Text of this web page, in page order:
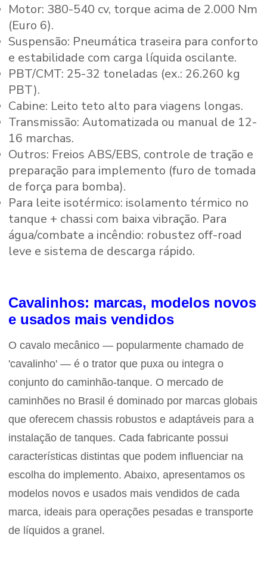
Motor: 380-540 cv, torque acima de 2.000 Nm
(Euro 6).
Suspensão: Pneumática traseira para conforto
e estabilidade com carga líquida oscilante.
PBT/CMT: 25-32 toneladas (ex.: 26.260 kg
PBT).
Cabine: Leito teto alto para viagens longas.
Transmissão: Automatizada ou manual de 12-
16 marchas.
Outros: Freios ABS/EBS, controle de tração e
preparação para implemento (furo de tomada
de força para bomba).
Para leite isotérmico: isolamento térmico no
tanque + chassi com baixa vibração. Para
água/combate a incêndio: robustez off-road
leve e sistema de descarga rápido.
Cavalinhos: marcas, modelos novos
e usados mais vendidos
O cavalo mecânico — popularmente chamado de
'cavalinho' — é o trator que puxa ou integra o
conjunto do caminhão-tanque. O mercado de
caminhões no Brasil é dominado por marcas globais
que oferecem chassis robustos e adaptáveis para a
instalação de tanques. Cada fabricante possui
características distintas que podem influenciar na
escolha do implemento. Abaixo, apresentamos os
modelos novos e usados mais vendidos de cada
marca, ideais para operações pesadas e transporte
de líquidos a granel.